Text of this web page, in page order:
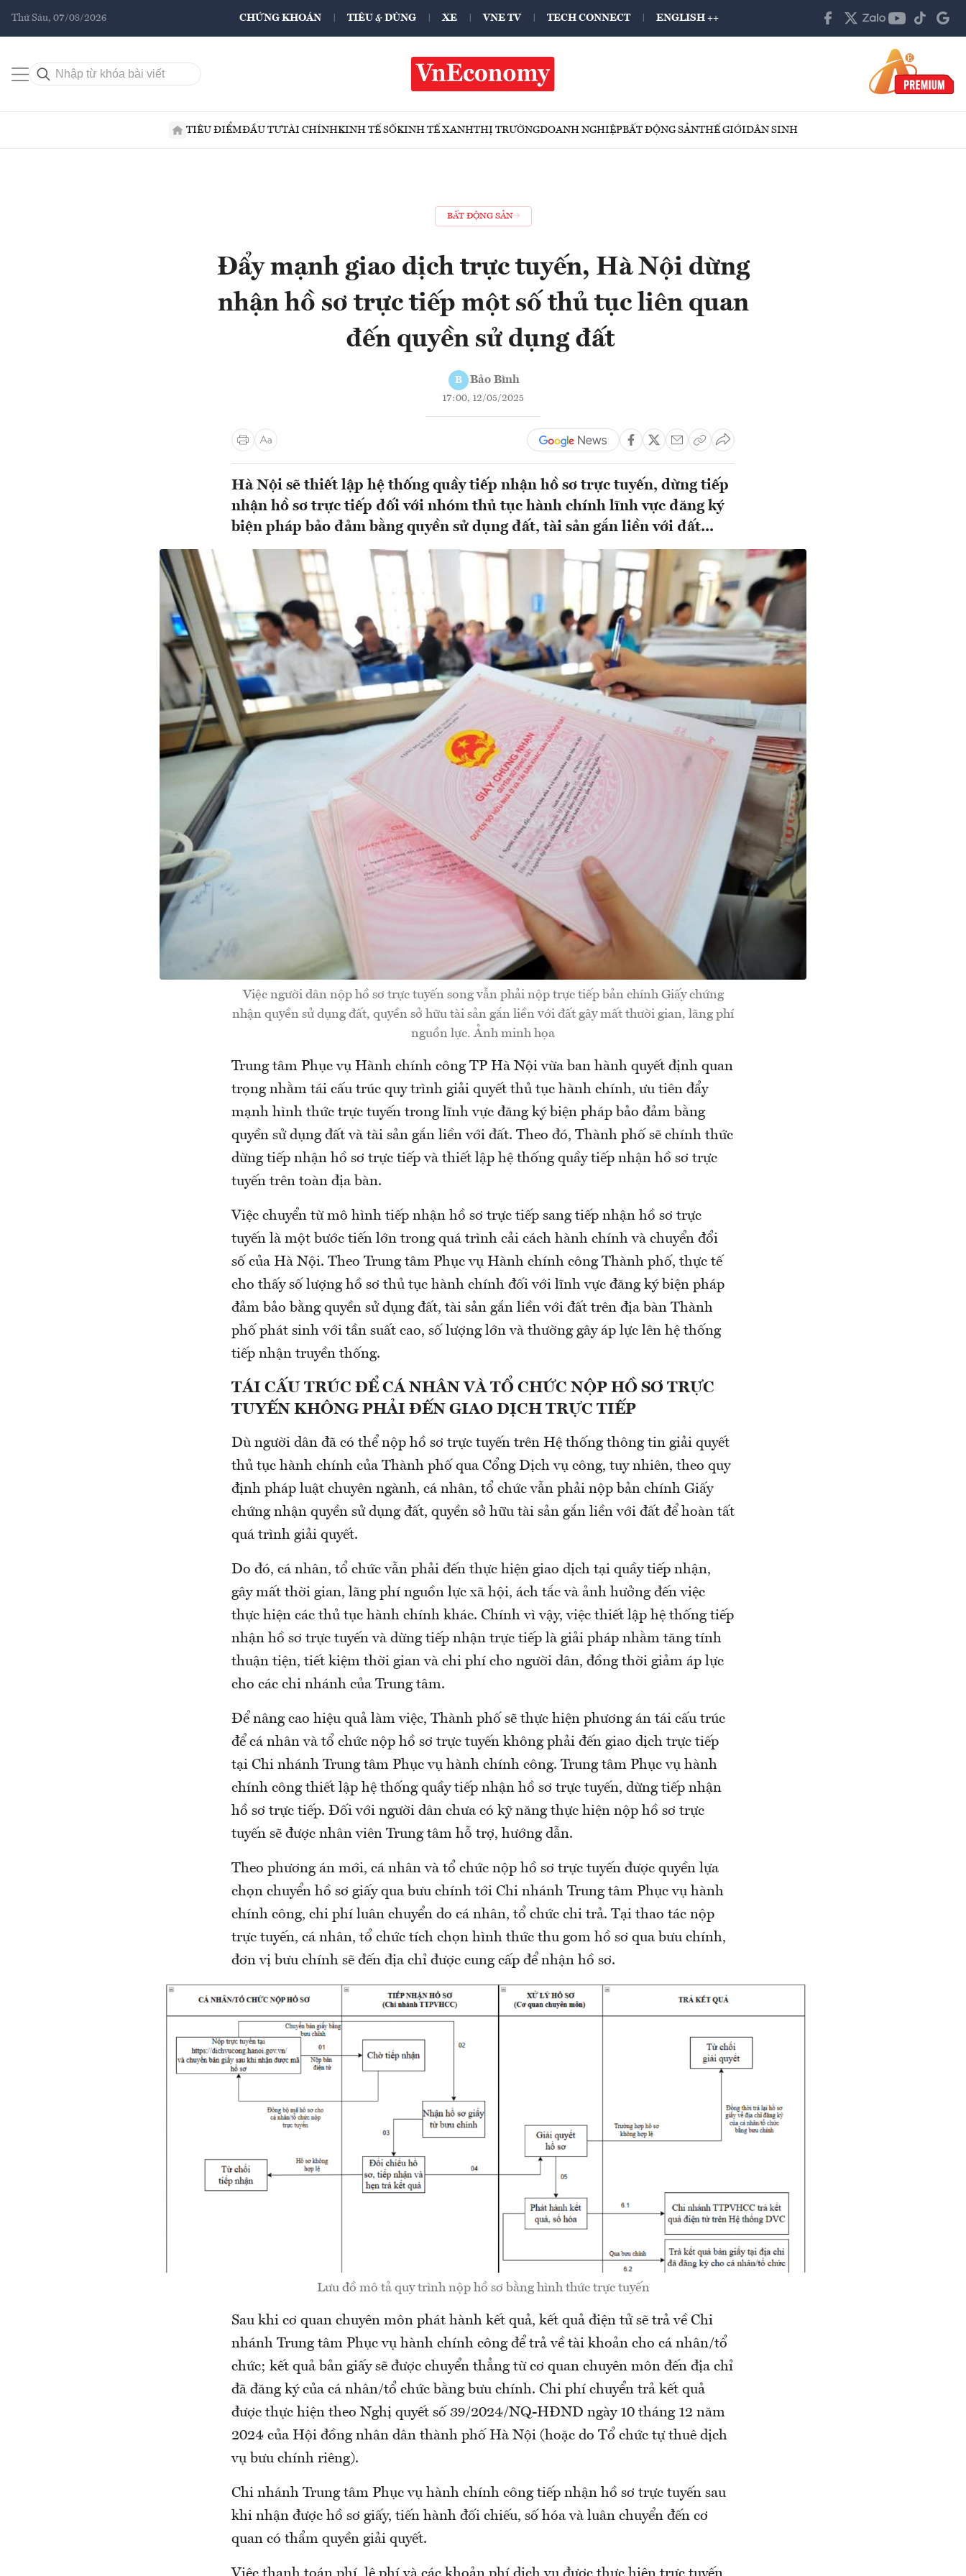
Thứ Sáu, 07/08/2026 CHỨNG KHOÁN TIÊU & DÙNG XE VNE TV TECH CONNECT ENGLISH ++
TIÊU ĐIỂMĐẦU TƯTÀI CHÍNHKINH TẾ SỐKINH TẾ XANHTHỊ TRƯỜNGDOANH NGHIỆPBẤT ĐỘNG SẢNTHẾ GIỚIDÂN SINH
BẤT ĐỘNG SẢN
Đẩy mạnh giao dịch trực tuyến, Hà Nội dừng
nhận hồ sơ trực tiếp một số thủ tục liên quan
đến quyền sử dụng đất
B Bảo Bình
17:00, 12/05/2025
Hà Nội sẽ thiết lập hệ thống quầy tiếp nhận hồ sơ trực tuyến, dừng tiếp
nhận hồ sơ trực tiếp đối với nhóm thủ tục hành chính lĩnh vực đăng ký
biện pháp bảo đảm bằng quyền sử dụng đất, tài sản gắn liền với đất...
Việc người dân nộp hồ sơ trực tuyến song vẫn phải nộp trực tiếp bản chính Giấy chứng
nhận quyền sử dụng đất, quyền sở hữu tài sản gắn liền với đất gây mất thười gian, lãng phí
nguồn lực. Ảnh minh họa
Trung tâm Phục vụ Hành chính công TP Hà Nội vừa ban hành quyết định quan
trọng nhằm tái cấu trúc quy trình giải quyết thủ tục hành chính, ưu tiên đẩy
mạnh hình thức trực tuyến trong lĩnh vực đăng ký biện pháp bảo đảm bằng
quyền sử dụng đất và tài sản gắn liền với đất. Theo đó, Thành phố sẽ chính thức
dừng tiếp nhận hồ sơ trực tiếp và thiết lập hệ thống quầy tiếp nhận hồ sơ trực
tuyến trên toàn địa bàn.
Việc chuyển từ mô hình tiếp nhận hồ sơ trực tiếp sang tiếp nhận hồ sơ trực
tuyến là một bước tiến lớn trong quá trình cải cách hành chính và chuyển đổi
số của Hà Nội. Theo Trung tâm Phục vụ Hành chính công Thành phố, thực tế
cho thấy số lượng hồ sơ thủ tục hành chính đối với lĩnh vực đăng ký biện pháp
đảm bảo bằng quyền sử dụng đất, tài sản gắn liền với đất trên địa bàn Thành
phố phát sinh với tần suất cao, số lượng lớn và thường gây áp lực lên hệ thống
tiếp nhận truyền thống.
TÁI CẤU TRÚC ĐỂ CÁ NHÂN VÀ TỔ CHỨC NỘP HỒ SƠ TRỰC
TUYẾN KHÔNG PHẢI ĐẾN GIAO DỊCH TRỰC TIẾP
Dù người dân đã có thể nộp hồ sơ trực tuyến trên Hệ thống thông tin giải quyết
thủ tục hành chính của Thành phố qua Cổng Dịch vụ công, tuy nhiên, theo quy
định pháp luật chuyên ngành, cá nhân, tổ chức vẫn phải nộp bản chính Giấy
chứng nhận quyền sử dụng đất, quyền sở hữu tài sản gắn liền với đất để hoàn tất
quá trình giải quyết.
Do đó, cá nhân, tổ chức vẫn phải đến thực hiện giao dịch tại quầy tiếp nhận,
gây mất thời gian, lãng phí nguồn lực xã hội, ách tắc và ảnh hưởng đến việc
thực hiện các thủ tục hành chính khác. Chính vì vậy, việc thiết lập hệ thống tiếp
nhận hồ sơ trực tuyến và dừng tiếp nhận trực tiếp là giải pháp nhằm tăng tính
thuận tiện, tiết kiệm thời gian và chi phí cho người dân, đồng thời giảm áp lực
cho các chi nhánh của Trung tâm.
Để nâng cao hiệu quả làm việc, Thành phố sẽ thực hiện phương án tái cấu trúc
để cá nhân và tổ chức nộp hồ sơ trực tuyến không phải đến giao dịch trực tiếp
tại Chi nhánh Trung tâm Phục vụ hành chính công. Trung tâm Phục vụ hành
chính công thiết lập hệ thống quầy tiếp nhận hồ sơ trực tuyến, dừng tiếp nhận
hồ sơ trực tiếp. Đối với người dân chưa có kỹ năng thực hiện nộp hồ sơ trực
tuyến sẽ được nhân viên Trung tâm hỗ trợ, hướng dẫn.
Theo phương án mới, cá nhân và tổ chức nộp hồ sơ trực tuyến được quyền lựa
chọn chuyển hồ sơ giấy qua bưu chính tới Chi nhánh Trung tâm Phục vụ hành
chính công, chi phí luân chuyển do cá nhân, tổ chức chi trả. Tại thao tác nộp
trực tuyến, cá nhân, tổ chức tích chọn hình thức thu gom hồ sơ qua bưu chính,
đơn vị bưu chính sẽ đến địa chỉ được cung cấp để nhận hồ sơ.
Lưu đồ mô tả quy trình nộp hồ sơ bằng hình thức trực tuyến
Sau khi cơ quan chuyên môn phát hành kết quả, kết quả điện tử sẽ trả về Chi
nhánh Trung tâm Phục vụ hành chính công để trả về tài khoản cho cá nhân/tổ
chức; kết quả bản giấy sẽ được chuyển thẳng từ cơ quan chuyên môn đến địa chỉ
đã đăng ký của cá nhân/tổ chức bằng bưu chính. Chi phí chuyển trả kết quả
được thực hiện theo Nghị quyết số 39/2024/NQ-HĐND ngày 10 tháng 12 năm
2024 của Hội đồng nhân dân thành phố Hà Nội (hoặc do Tổ chức tự thuê dịch
vụ bưu chính riêng).
Chi nhánh Trung tâm Phục vụ hành chính công tiếp nhận hồ sơ trực tuyến sau
khi nhận được hồ sơ giấy, tiến hành đối chiếu, số hóa và luân chuyển đến cơ
quan có thẩm quyền giải quyết.